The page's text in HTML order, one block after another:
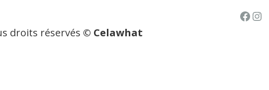
droits réservés © Celawhat